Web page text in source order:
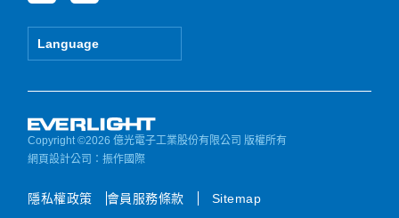
u
e
i
Language
Copyright ©2026 億光電子工業股份有限公司 版權所有
網頁設計公司 ：振作國際
隱私權政策 會員服務條款 Sitemap